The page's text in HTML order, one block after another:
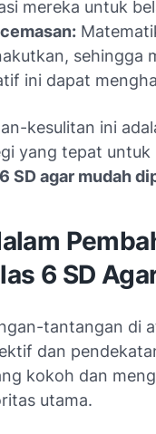
mereka untuk
sehingga
ini dapat
kesulitan ini
yang tepat untuk
SD agar mudah
6 SD
tantangan di
dan
kokoh dan
utama.